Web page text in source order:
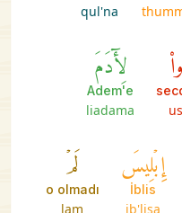
qul'na
لِأٓدَمَ
Adem'e
liadama
إِبۡلِيسَ
İblis
ib'lisa
لَمۡ
o olmadı
lam